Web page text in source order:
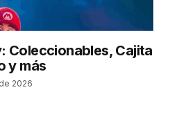
Coleccionables, Cajita
y más
2026